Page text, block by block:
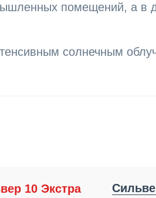
помещений, а в
солнечным
10 Экстра